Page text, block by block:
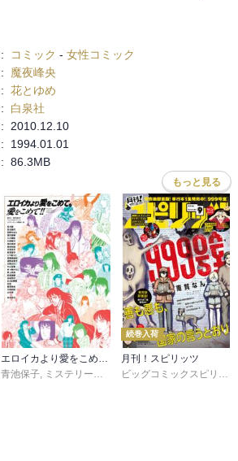
: コミック - 女性コミック
:
魔夜峰央
: 花とゆめ
:
白泉社
:
2010.12.10
:
1994.01.01
: 86.3MB
もっと見る
エロイカより愛をこめてに愛をこめて！！
青池保子, ミステリーボニータ編集部 , 市東亮子, 酒井
続巻入荷
月刊！スピリッツ
ビッグコミックスピリッツ編集部